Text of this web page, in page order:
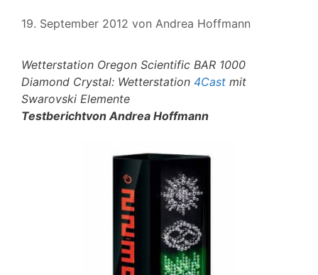
19. September 2012 von Andrea Hoffmann
Wetterstation Oregon Scientific BAR 1000
Diamond Crystal: Wetterstation 4Cast mit
Swarovski Elemente
Testberichtvon Andrea Hoffmann